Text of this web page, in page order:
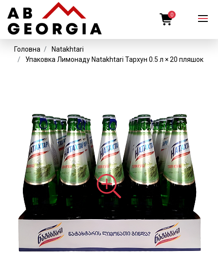
0
Головна
Natakhtari
Упаковка Лимонаду Natakhtari Тархун 0.5 л × 20 пляшок